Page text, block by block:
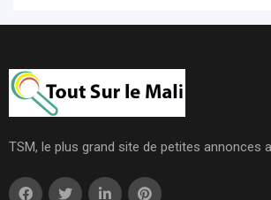
TSM, le plus grand site de petites annonces